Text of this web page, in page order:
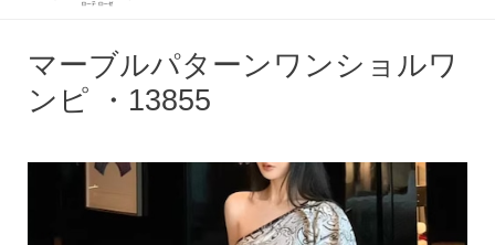
マーブルパターンワンショルワ
ンピ ・13855